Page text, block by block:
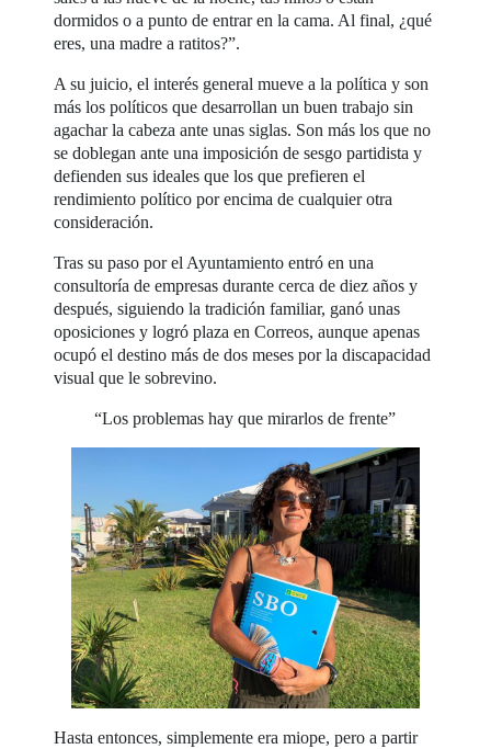
dormidos o a punto de entrar en la cama. Al final, ¿qué
eres, una madre a ratitos?”.
A su juicio, el interés general mueve a la política y son
más los políticos que desarrollan un buen trabajo sin
agachar la cabeza ante unas siglas. Son más los que no
se doblegan ante una imposición de sesgo partidista y
defienden sus ideales que los que prefieren el
rendimiento político por encima de cualquier otra
consideración.
Tras su paso por el Ayuntamiento entró en una
consultoría de empresas durante cerca de diez años y
después, siguiendo la tradición familiar, ganó unas
oposiciones y logró plaza en Correos, aunque apenas
ocupó el destino más de dos meses por la discapacidad
visual que le sobrevino.
“Los problemas hay que mirarlos de frente”
Hasta entonces, simplemente era miope, pero a partir